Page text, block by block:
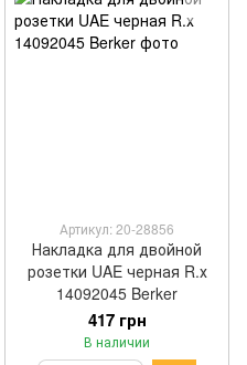
Артикул: 20-28856
Накладка для двойной
розетки UAE черная R.х
14092045 Berker
417 грн
В наличии